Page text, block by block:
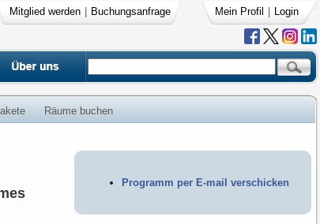
Mitglied werden Buchungsanfrage Mein Profil Login
Räume buchen
Programm per E-mail verschicken